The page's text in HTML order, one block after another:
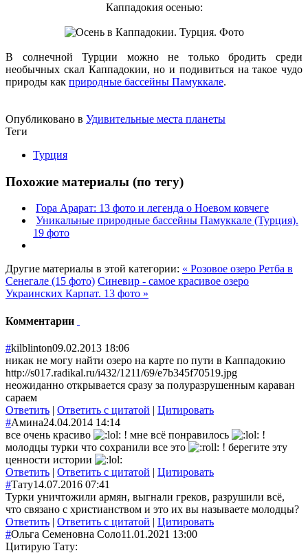
Каппадокия осенью:
В солнечной Турции можно не только бродить среди
необычных скал Каппадокии, но и подивиться на такое чудо
природы как природные бассейны Памуккале.
Опубликовано в Удивительные места планеты
Теги
Турция
Похожие материалы (по тегу)
Гора Арарат: 13 фото и легенда о Ноевом ковчеге
Уникальные природные бассейны Памуккале (Турция).
19 фото
Другие материалы в этой категории: « Розовое озеро Ретба в
Сенегале (15 фото) Синевир - самое красивое озеро
Украинских Карпат. 13 фото »
Комментарии
#kilblinton09.02.2013 18:06
никак не могу найти озеро на карте по пути в Каппадокию
http://s017.radikal.ru/i432/1211/69/e7b345f70519.jpg
неожиданно открывается сразу за полуразрушенным караван
сараем
Ответить | Ответить с цитатой | Цитировать
#Амина24.04.2014 14:14
все очень красиво
! мне всё понравилось
!
молодцы турки что сохранили все это
! берегите эту
ценности истории
Ответить | Ответить с цитатой | Цитировать
#Тату14.07.2016 07:41
Турки уничтожили армян, выгнали греков, разрушили всё,
что связано с христианством и это их вы называете молодцы?
Ответить | Ответить с цитатой | Цитировать
#Ольга Семеновна Соло11.01.2021 13:00
Цитирую Тату: